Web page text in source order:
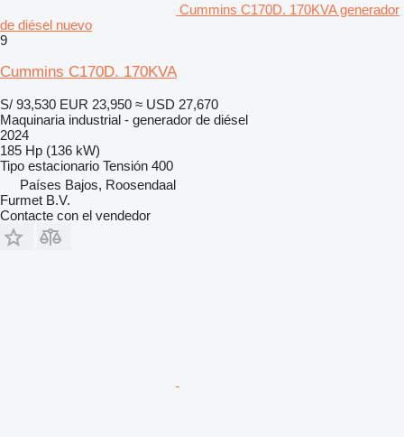
Cummins C170D. 170KVA generador
de diésel nuevo
9
Cummins C170D. 170KVA
S/ 93,530 EUR 23,950 ≈ USD 27,670
Maquinaria industrial - generador de diésel
2024
185 Hp (136 kW)
Tipo estacionario Tensión 400
Países Bajos, Roosendaal
Furmet B.V.
Contacte con el vendedor